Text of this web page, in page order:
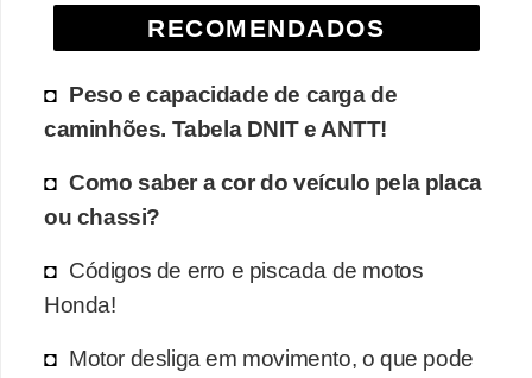
RECOMENDADOS
Peso e capacidade de carga de
caminhões. Tabela DNIT e ANTT!
Como saber a cor do veículo pela placa
ou chassi?
Códigos de erro e piscada de motos
Honda!
Motor desliga em movimento, o que pode
C
o
m
p
a
c